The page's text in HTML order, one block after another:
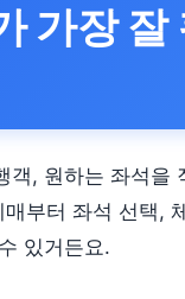
가장 잘
객, 원하는 좌석을
부터 좌석 선택,
있거든요.